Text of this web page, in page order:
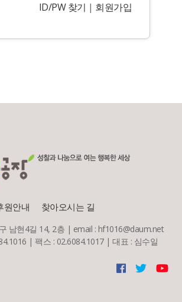
ID/PW 찾기 | 회원가입
원안내 찾아오시는 길
남현4길 14, 2층 | email : hf1016@daum.net
| 팩스 : 02.6084.1017 | 대표 : 심수일